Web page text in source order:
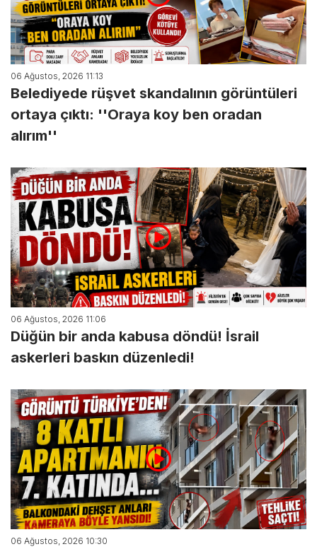
06 Ağustos, 2026 11:13
Belediyede rüşvet skandalının görüntüleri
ortaya çıktı: ''Oraya koy ben oradan
alırım''
06 Ağustos, 2026 11:06
Düğün bir anda kabusa döndü! İsrail
askerleri baskın düzenledi!
06 Ağustos, 2026 10:30